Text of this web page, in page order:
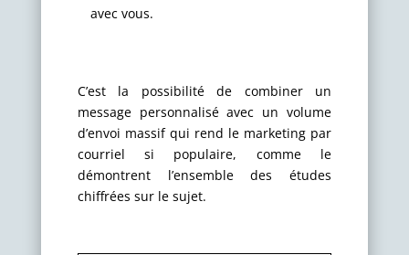
avec vous.
C’est la possibilité de combiner un
message personnalisé avec un volume
d’envoi massif qui rend le marketing par
courriel si populaire, comme le
démontrent l’ensemble des études
chiffrées sur le sujet.